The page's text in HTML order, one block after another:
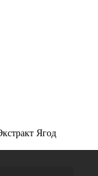
Ягод